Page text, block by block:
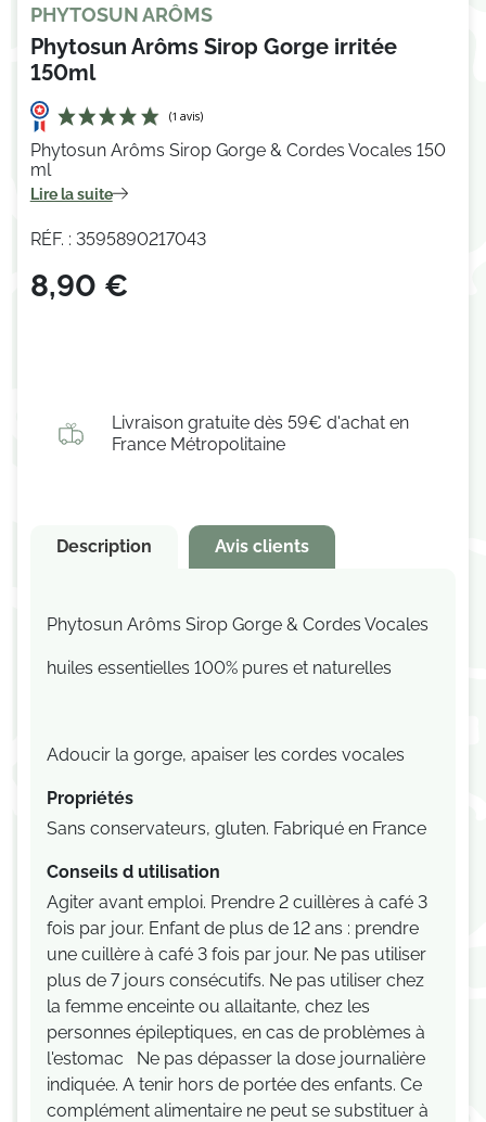
PHYTOSUN ARÔMS
Phytosun Arôms Sirop Gorge irritée
150ml
Phytosun Arôms Sirop Gorge & Cordes Vocales 150
ml
Lire la suite
RÉF. : 3595890217043
8,90 €
Livraison gratuite dès 59€ d'achat en
France Métropolitaine
Description Avis clients
Phytosun Arôms Sirop Gorge & Cordes Vocales
huiles essentielles 100% pures et naturelles
Adoucir la gorge, apaiser les cordes vocales
Propriétés
Sans conservateurs, gluten. Fabriqué en France
Conseils d utilisation
Agiter avant emploi. Prendre 2 cuillères à café 3
fois par jour. Enfant de plus de 12 ans : prendre
une cuillère à café 3 fois par jour. Ne pas utiliser
plus de 7 jours consécutifs. Ne pas utiliser chez
la femme enceinte ou allaitante, chez les
personnes épileptiques, en cas de problèmes à
l'estomac Ne pas dépasser la dose journalière
indiquée. A tenir hors de portée des enfants. Ce
complément alimentaire ne peut se substituer à